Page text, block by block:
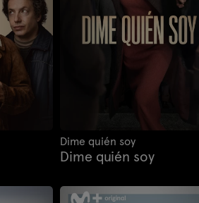
Dime quién soy
Dime quién soy